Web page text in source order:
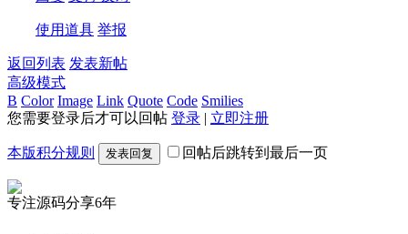
使用道具 举报
返回列表 发表新帖
高级模式
B Color Image Link Quote Code Smilies
您需要登录后才可以回帖 登录 | 立即注册
本版积分规则 发表回复 回帖后跳转到最后一页
专注源码分享6年